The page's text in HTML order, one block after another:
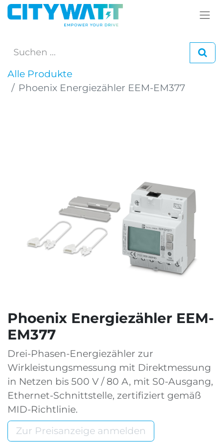
Alle Produkte
Phoenix Energiezähler EEM-EM377
Phoenix Energiezähler EEM-
EM377
Drei-Phasen-Energiezähler zur
Wirkleistungsmessung mit Direktmessung
in Netzen bis 500 V / 80 A, mit S0-Ausgang,
Ethernet-Schnittstelle, zertifiziert gemäß
MID-Richtlinie.
Zur Preisanzeige anmelden